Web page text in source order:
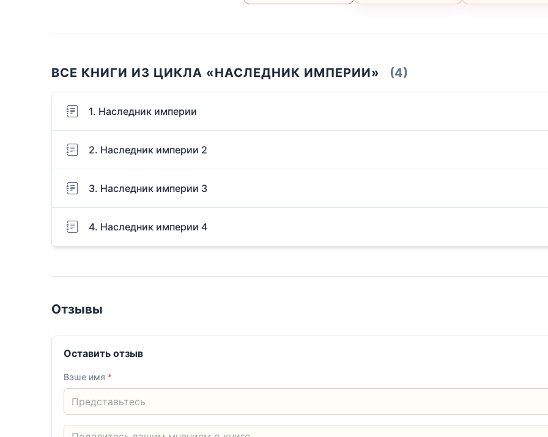
ВСЕ КНИГИ ИЗ ЦИКЛА «НАСЛЕДНИК ИМПЕРИИ» (4)
1. Наследник империи
2. Наследник империи 2
3. Наследник империи 3
4. Наследник империи 4
Отзывы
Оставить отзыв
Ваше имя *